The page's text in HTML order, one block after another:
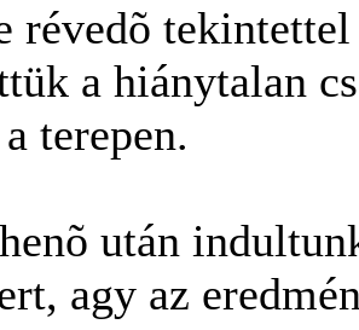
révedõ
a hiánytalan
terepen.
után
agy az